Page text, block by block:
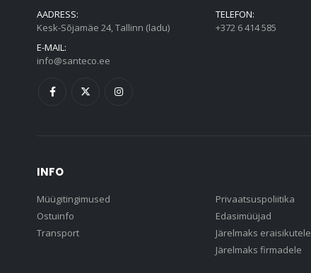
AADRESS:
Kesk-Sõjamäe 24, Tallinn (ladu)
TELEFON:
+372 6 414 585
E-MAIL:
info@santeco.ee
INFO
Müügitingimused
Ostuinfo
Transport
Privaatsuspoliitika
Edasimüüjad
Järelmaks eraisikutele
Järelmaks firmadele